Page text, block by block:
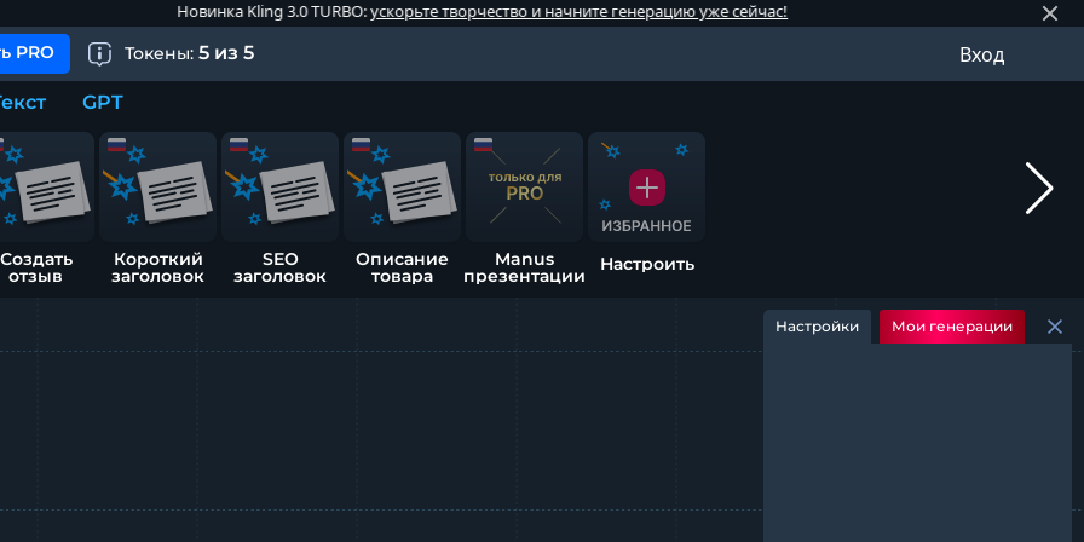
Новинка Kling 3.0 TURBO:ускорьте творчество и начните генерацию уже сейчас! ⚡️
PRO Токены: 5из 5 Вход
GPT
Создать
отзыв
Короткий
заголовок
SEO
заголовок
Описание
товара
Manus
презентации
Настроить
Настройки Мои генерации